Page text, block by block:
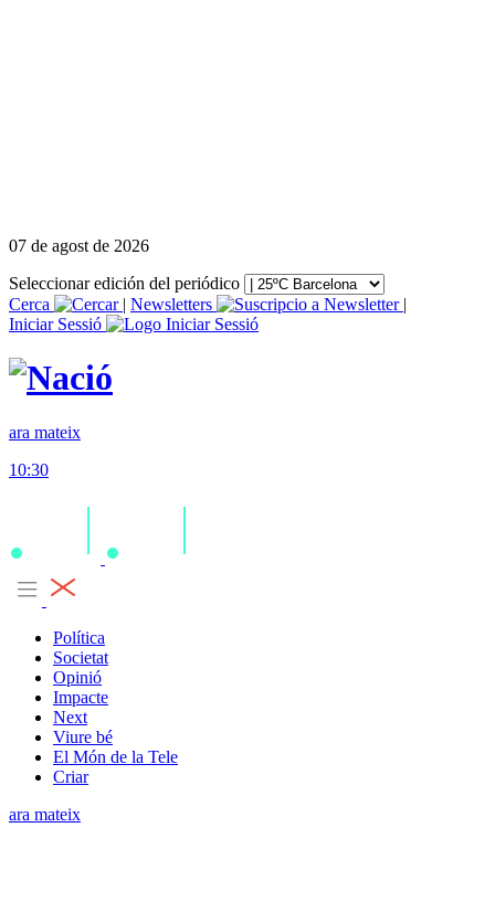
07 de agost de 2026
Seleccionar edición del periódico
Cerca
| Newsletters
|
Iniciar Sessió
ara mateix
10:30
Política
Societat
Opinió
Impacte
Next
Viure bé
El Món de la Tele
Criar
ara mateix